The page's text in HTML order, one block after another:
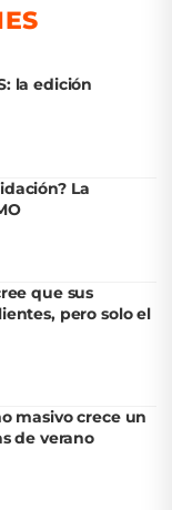
la edición
La
que sus
pero solo el
masivo crece un
de verano